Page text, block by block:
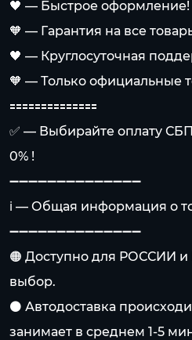
🖤 — Быстрое оформление!
🧡 — Гарантия на все
🖤 — Круглосуточная
🧡 — Только официальные
🟰🟰🟰🟰🟰🟰🟰🟰🟰🟰🟰🟰🟰🟰
✅ — Выбирайте оплату
0% !
➖➖➖➖➖➖➖➖➖➖➖➖➖➖
ℹ️ — Общая информация о
➖➖➖➖➖➖➖➖➖➖➖➖➖➖
🟠 Доступно для РОССИИ
выбор.
⚫️ Автодоставка
занимает в среднем 1-5